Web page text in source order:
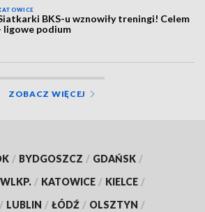
BKS-u wznowiły treningi! Celem
ligowe podium
ZOBACZ WIĘCEJ
/ BYDGOSZCZ / GDAŃSK /
/ KATOWICE / KIELCE /
/ LUBLIN / ŁÓDŹ / OLSZTYN /